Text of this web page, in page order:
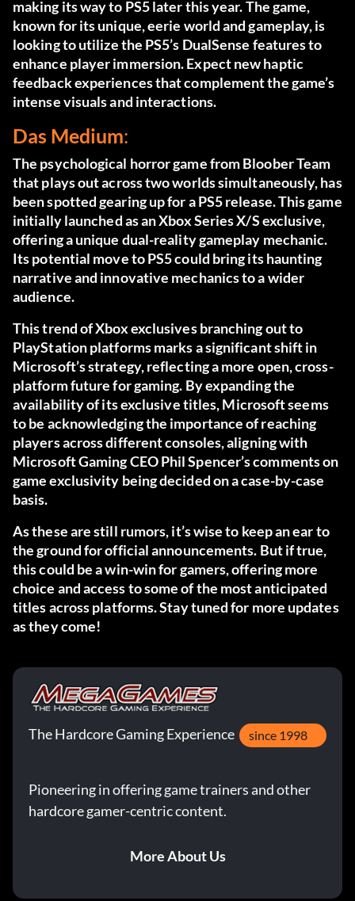
making its way to PS5 later this year. The game,
known for its unique, eerie world and gameplay, is
looking to utilize the PS5’s DualSense features to
enhance player immersion. Expect new haptic
feedback experiences that complement the game’s
intense visuals and interactions​​.
Das Medium:
The psychological horror game from Bloober Team
that plays out across two worlds simultaneously, has
been spotted gearing up for a PS5 release. This game
initially launched as an Xbox Series X/S exclusive,
offering a unique dual-reality gameplay mechanic.
Its potential move to PS5 could bring its haunting
narrative and innovative mechanics to a wider
audience​​.
This trend of Xbox exclusives branching out to
PlayStation platforms marks a significant shift in
Microsoft’s strategy, reflecting a more open, cross-
platform future for gaming. By expanding the
availability of its exclusive titles, Microsoft seems
to be acknowledging the importance of reaching
players across different consoles, aligning with
Microsoft Gaming CEO Phil Spencer’s comments on
game exclusivity being decided on a case-by-case
basis​​.
As these are still rumors, it’s wise to keep an ear to
the ground for official announcements. But if true,
this could be a win-win for gamers, offering more
choice and access to some of the most anticipated
titles across platforms. Stay tuned for more updates
as they come!
The Hardcore Gaming Experience since 1998
Pioneering in offering game trainers and other
hardcore gamer-centric content.
More About Us